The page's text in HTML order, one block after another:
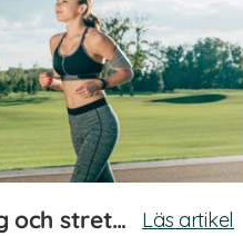
Uppvärmning, nedvarvning och stretch Läs artikel